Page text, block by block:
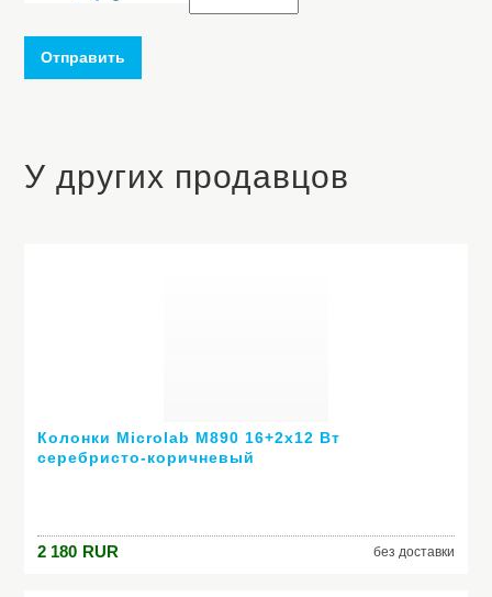
Отправить
У других продавцов
Колонки Microlab M890 16+2х12 Вт
серебристо-коричневый
2 180 RUR без доставки